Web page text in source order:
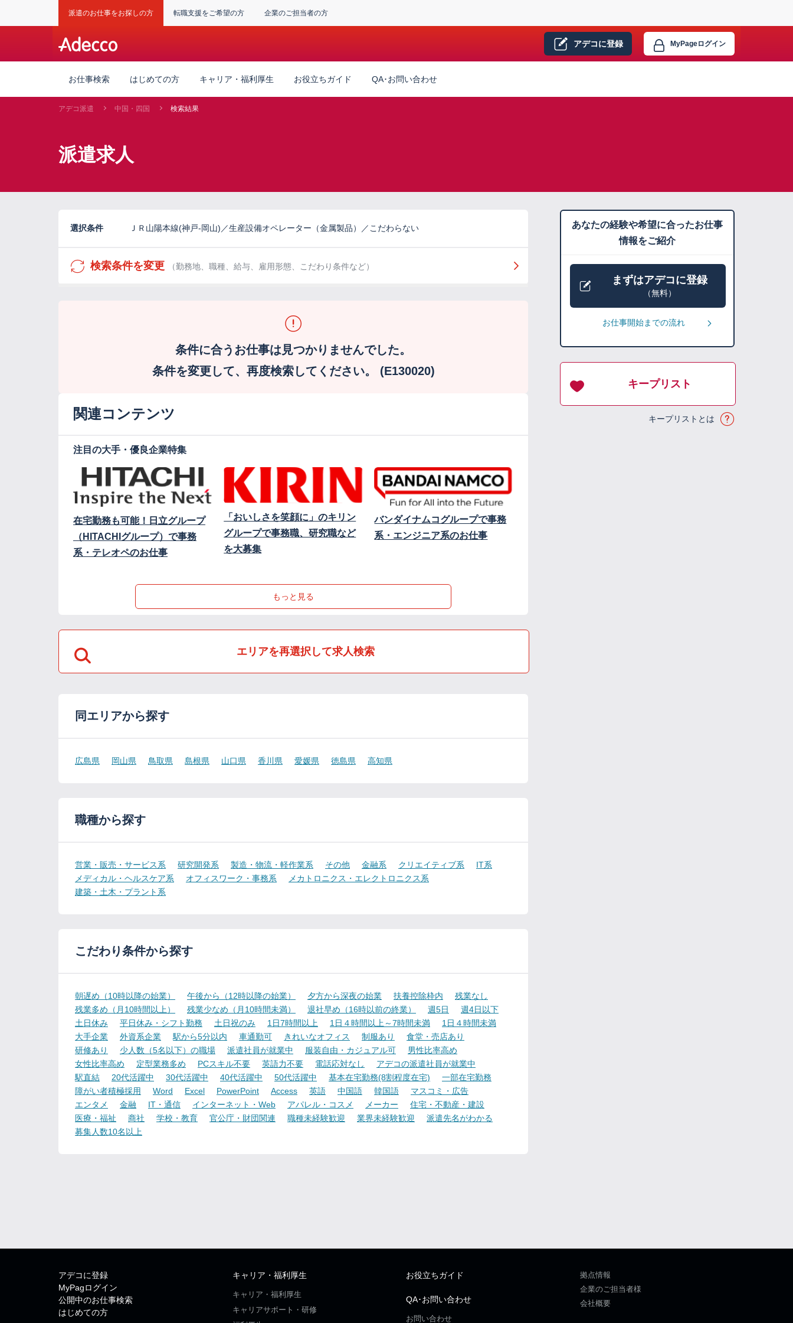
派遣のお仕事をお探しの方 転職支援をご希望の方 企業のご担当者の方
アデコに登録 MyPageログイン
お仕事検索 はじめての方 キャリア・福利厚生 お役立ちガイド QA･お問い合わせ
アデコ派遣 中国・四国 検索結果
派遣求人
選択条件 ＪＲ山陽本線(神戸-岡山)／生産設備オペレーター（金属製品）／こだわらない
検索条件を変更 （勤務地、職種、給与、雇用形態、こだわり条件など）
条件に合うお仕事は見つかりませんでした。
条件を変更して、再度検索してください。 (E130020)
関連コンテンツ
注目の大手・優良企業特集
在宅勤務も可能！日立グループ
（HITACHIグループ）で事務
系・テレオペのお仕事
「おいしさを笑顔に」のキリン
グループで事務職、研究職など
を大募集
バンダイナムコグループで事務
系・エンジニア系のお仕事
もっと見る
エリアを再選択して求人検索
同エリアから探す
広島県 岡山県 鳥取県 島根県 山口県 香川県 愛媛県 徳島県 高知県
職種から探す
営業・販売・サービス系 研究開発系 製造・物流・軽作業系 その他 金融系 クリエイティブ系
IT系
メディカル・ヘルスケア系
オフィスワーク・事務系
メカトロニクス・エレクトロニクス系
建築・土木・プラント系
こだわり条件から探す
朝遅め（10時以降の始業） 午後から（12時以降の始業） 夕方から深夜の始業 扶養控除枠内
残業なし
残業多め（月10時間以上）
残業少なめ（月10時間未満） 退社早め（16時以前の終業） 週5日
週4日以下
土日休み
平日休み・シフト勤務 土日祝のみ 1日7時間以上 1日４時間以上～7時間未満
1日４時間未満
大手企業
外資系企業 駅から5分以内 車通勤可 きれいなオフィス 制服あり
食堂・売店あり
研修あり
少人数（5名以下）の職場 派遣社員が就業中 服装自由・カジュアル可
男性比率高め
女性比率高め
定型業務多め PCスキル不要 英語力不要 電話応対なし
アデコの派遣社員が就業中
駅直結
20代活躍中 30代活躍中 40代活躍中 50代活躍中 基本在宅勤務(8割程度在宅)
一部在宅勤務
障がい者積極採用
Word Excel PowerPoint Access 英語 中国語 韓国語
マスコミ・広告
エンタメ
金融 IT・通信 インターネット・Web アパレル・コスメ メーカー
住宅・不動産・建設
医療・福祉
商社 学校・教育 官公庁・財団関連 職種未経験歓迎 業界未経験歓迎
派遣先名がわかる
募集人数10名以上
あなたの経験や希望に合ったお仕事
情報をご紹介
まずはアデコに登録
（無料）
お仕事開始までの流れ
キープリスト
キープリストとは
アデコに登録
MyPagログイン
公開中のお仕事検索
はじめての方
キャリア・福利厚生
キャリア・福利厚生
キャリアサポート・研修
お役立ちガイド
QA･お問い合わせ
お問い合わせ
拠点情報
企業のご担当者様
会社概要